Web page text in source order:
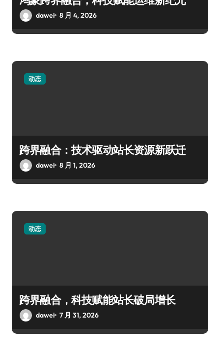
dawei 8 月 4, 2026
动态
跨界融合：技术驱动站长资源新跃迁
dawei 8 月 1, 2026
动态
跨界融合，科技赋能站长破局增长
dawei 7 月 31, 2026